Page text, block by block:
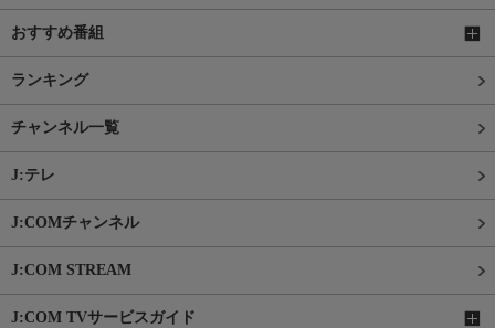
おすすめ番組
ランキング
チャンネル一覧
J:テレ
J:COMチャンネル
J:COM STREAM
J:COM TVサービスガイド